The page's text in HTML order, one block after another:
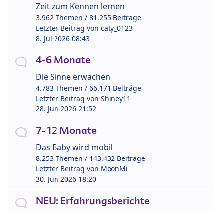
Zeit zum Kennen lernen
3.962 Themen / 81.255 Beiträge
Letzter Beitrag von caty_0123
8. Jul 2026 08:43
4-6 Monate
Die Sinne erwachen
4.783 Themen / 66.171 Beiträge
Letzter Beitrag von Shiney11
28. Jun 2026 21:52
7-12 Monate
Das Baby wird mobil
8.253 Themen / 143.432 Beiträge
Letzter Beitrag von MoonMi
30. Jun 2026 18:20
NEU: Erfahrungsberichte